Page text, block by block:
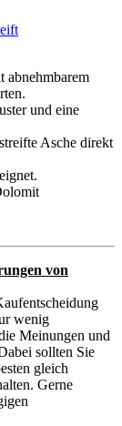
abnehmbarem
und eine
Asche direkt
von
wenig
Meinungen und
sollten Sie
gleich
Gerne